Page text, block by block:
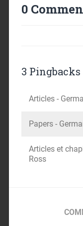
0
3 Pingbacks
Articles -
Papers -
Articles et
Ross